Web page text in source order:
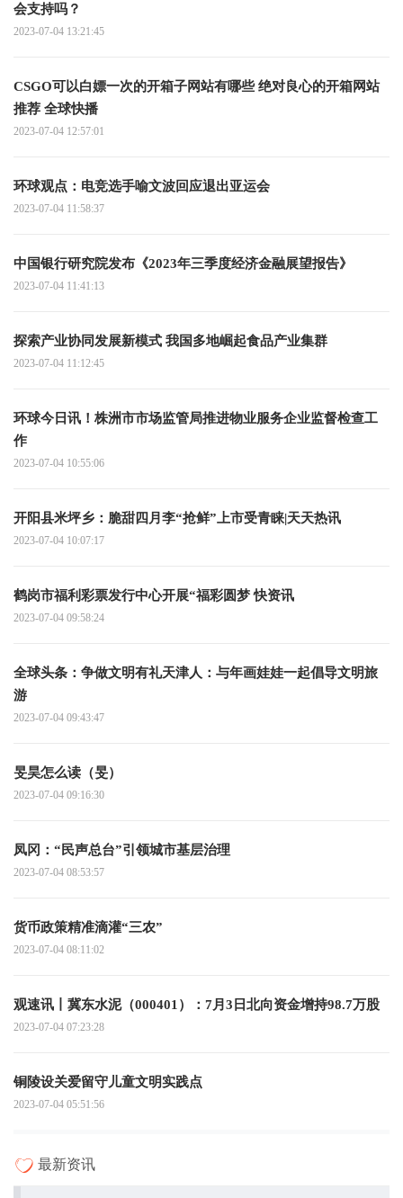
会支持吗？
2023-07-04 13:21:45
CSGO可以白嫖一次的开箱子网站有哪些 绝对良心的开箱网站
推荐 全球快播
2023-07-04 12:57:01
环球观点：电竞选手喻文波回应退出亚运会
2023-07-04 11:58:37
中国银行研究院发布《2023年三季度经济金融展望报告》
2023-07-04 11:41:13
探索产业协同发展新模式 我国多地崛起食品产业集群
2023-07-04 11:12:45
环球今日讯！株洲市市场监管局推进物业服务企业监督检查工
作
2023-07-04 10:55:06
开阳县米坪乡：脆甜四月李“抢鲜”上市受青睐|天天热讯
2023-07-04 10:07:17
鹤岗市福利彩票发行中心开展“福彩圆梦 快资讯
2023-07-04 09:58:24
全球头条：争做文明有礼天津人：与年画娃娃一起倡导文明旅
游
2023-07-04 09:43:47
旻昊怎么读（旻）
2023-07-04 09:16:30
凤冈：“民声总台”引领城市基层治理
2023-07-04 08:53:57
货币政策精准滴灌“三农”
2023-07-04 08:11:02
观速讯丨冀东水泥（000401）：7月3日北向资金增持98.7万股
2023-07-04 07:23:28
铜陵设关爱留守儿童文明实践点
2023-07-04 05:51:56
最新资讯